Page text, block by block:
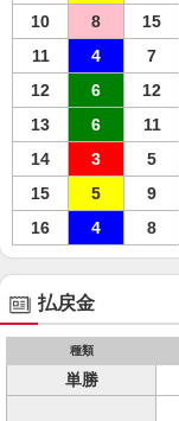
10
8 15
11
4 7
12
6 12
13
6 11
14
3 5
15
5 9
16
4 8
払戻金
種類
単勝